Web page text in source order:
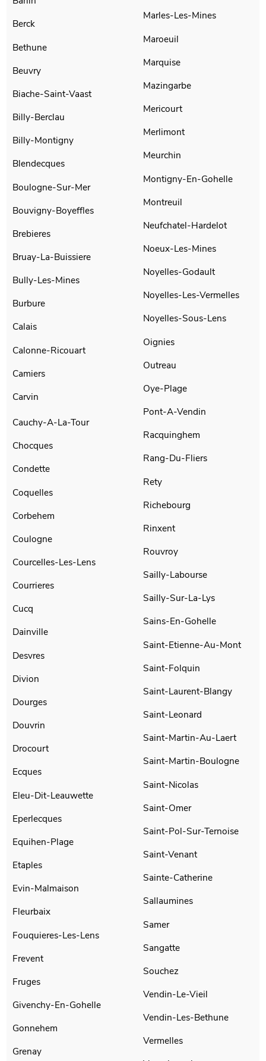
Berck
Bethune
Beuvry
Biache-Saint-Vaast
Billy-Berclau
Billy-Montigny
Blendecques
Boulogne-Sur-Mer
Bouvigny-Boyeffles
Brebieres
Bruay-La-Buissiere
Bully-Les-Mines
Burbure
Calais
Calonne-Ricouart
Camiers
Carvin
Cauchy-A-La-Tour
Chocques
Condette
Coquelles
Corbehem
Coulogne
Courcelles-Les-Lens
Courrieres
Cucq
Dainville
Desvres
Divion
Dourges
Douvrin
Drocourt
Ecques
Eleu-Dit-Leauwette
Eperlecques
Equihen-Plage
Etaples
Evin-Malmaison
Fleurbaix
Fouquieres-Les-Lens
Frevent
Fruges
Givenchy-En-Gohelle
Gonnehem
Grenay
Marles-Les-Mines
Maroeuil
Marquise
Mazingarbe
Mericourt
Merlimont
Meurchin
Montigny-En-Gohelle
Montreuil
Neufchatel-Hardelot
Noeux-Les-Mines
Noyelles-Godault
Noyelles-Les-Vermelles
Noyelles-Sous-Lens
Oignies
Outreau
Oye-Plage
Pont-A-Vendin
Racquinghem
Rang-Du-Fliers
Rety
Richebourg
Rinxent
Rouvroy
Sailly-Labourse
Sailly-Sur-La-Lys
Sains-En-Gohelle
Saint-Etienne-Au-Mont
Saint-Folquin
Saint-Laurent-Blangy
Saint-Leonard
Saint-Martin-Au-Laert
Saint-Martin-Boulogne
Saint-Nicolas
Saint-Omer
Saint-Pol-Sur-Ternoise
Saint-Venant
Sainte-Catherine
Sallaumines
Samer
Sangatte
Souchez
Vendin-Le-Vieil
Vendin-Les-Bethune
Vermelles